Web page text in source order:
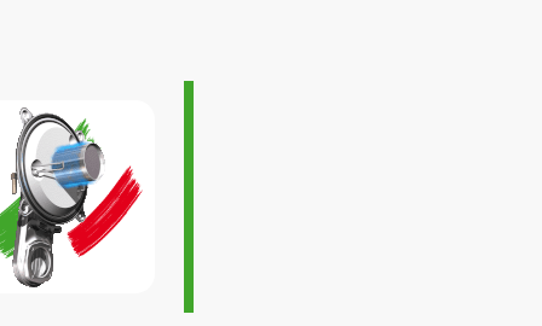
450x837x475 мм
7 лет